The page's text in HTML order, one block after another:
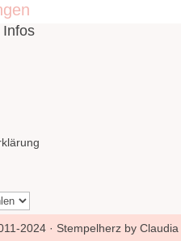
Infos
2024 · Stempelherz by